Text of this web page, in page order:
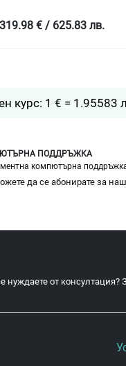
319.98 € / 625.83 лв.
курс: 1 € = 1.95583
ПОДДРЪЖКА
компютърна
да се абонирате за
нуждаете от консултация?